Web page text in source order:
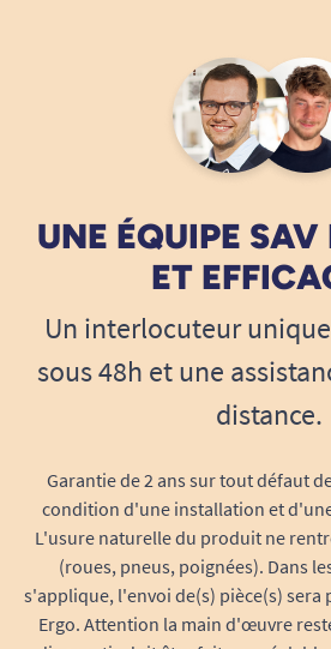
UNE ÉQUIPE
ET
Un interlocuteur
sous 48h et une
distance.
Garantie de 2 ans sur tout défaut
condition d'une installation et
L'usure naturelle du produit ne
(roues, pneus, poignées). Dans
s'applique, l'envoi de(s) pièce(s) sera
Ergo. Attention la main d'œuvre